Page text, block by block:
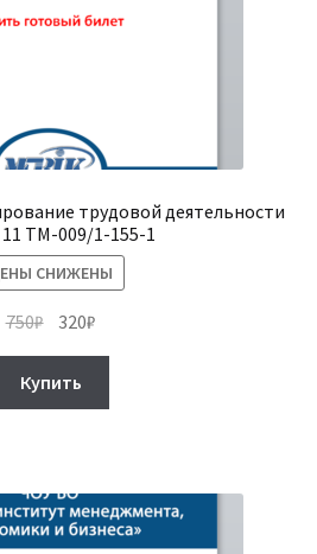
трудовой деятельности
ТМ-009/1-155-1
СНИЖЕНЫ
750₽ Первоначальная
цена
составляла
750₽.
320₽
цена:
Купить